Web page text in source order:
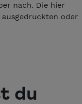
nach. Die hier
oder
du